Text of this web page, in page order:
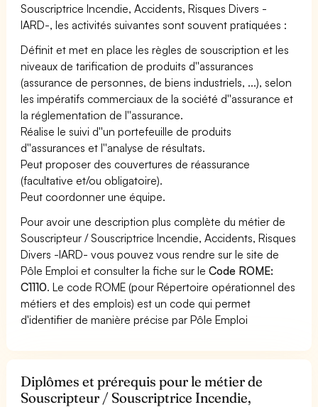
Souscriptrice Incendie, Accidents, Risques Divers -
IARD-, les activités suivantes sont souvent pratiquées :
Définit et met en place les règles de souscription et les
niveaux de tarification de produits d''assurances
(assurance de personnes, de biens industriels, ...), selon
les impératifs commerciaux de la société d''assurance et
la réglementation de l''assurance.
Réalise le suivi d''un portefeuille de produits
d''assurances et l''analyse de résultats.
Peut proposer des couvertures de réassurance
(facultative et/ou obligatoire).
Peut coordonner une équipe.
Pour avoir une description plus complète du métier de
Souscripteur / Souscriptrice Incendie, Accidents, Risques
Divers -IARD- vous pouvez vous rendre sur le site de
Pôle Emploi et consulter la fiche sur leCode ROME:
C1110. Le code ROME (pour Répertoire opérationnel des
métiers et des emplois) est un code qui permet
d'identifier de manière précise par Pôle Emploi
Diplômes et prérequis pour le métier de
Souscripteur / Souscriptrice Incendie,